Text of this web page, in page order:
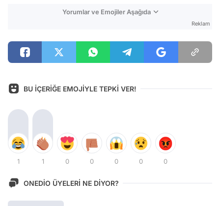
Yorumlar ve Emojiler Aşağıda
Reklam
BU İÇERİĞE EMOJİYLE TEPKİ VER!
1 1 0 0 0 0 0
ONEDİO ÜYELERİ NE DİYOR?